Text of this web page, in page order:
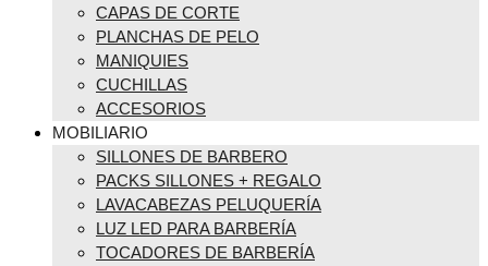
CAPAS DE CORTE
PLANCHAS DE PELO
MANIQUIES
CUCHILLAS
ACCESORIOS
MOBILIARIO
SILLONES DE BARBERO
PACKS SILLONES + REGALO
LAVACABEZAS PELUQUERÍA
LUZ LED PARA BARBERÍA
TOCADORES DE BARBERÍA